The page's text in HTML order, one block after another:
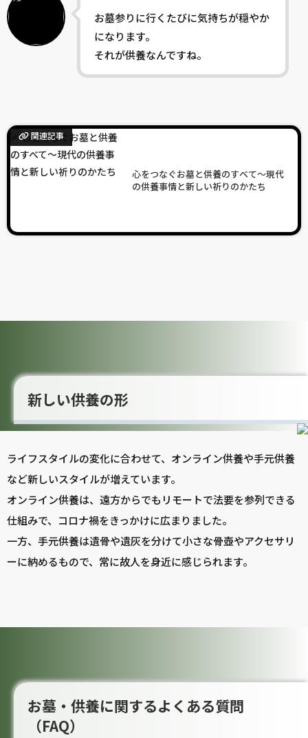
お墓参りに行くたびに気持ちが穏やか
になります。
それが供養なんですね。
関連記事
心をつなぐお墓と供養のすべて〜現代
の供養事情と新しい祈りのかたち
新しい供養の形
ライフスタイルの変化に合わせて、オンライン供養や手元供養
など新しいスタイルが増えています。
オンライン供養は、遠方からでもリモートで法要を参列できる
仕組みで、コロナ禍をきっかけに広まりました。
一方、手元供養は遺骨や遺灰を分けて小さな骨壺やアクセサリ
ーに納めるもので、常に故人を身近に感じられます。
お墓・供養に関するよくある質問
（FAQ）